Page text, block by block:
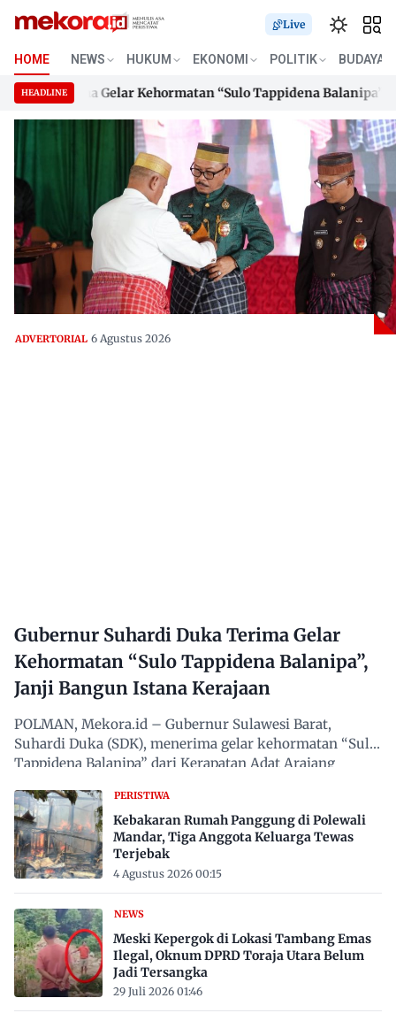
content
Live
HOME NEWS HUKUM EKONOMI POLITIK BUDAYA
HEADLINE
Terima Gelar Kehormatan “Sulo Tappidena Balanipa”, Janji
Terima Gelar Kehormatan “Sulo Tappidena Balanipa”, Janji
ADVERTORIAL 6 Agustus 2026
Gubernur Suhardi Duka Terima Gelar
Kehormatan “Sulo Tappidena Balanipa”,
Janji Bangun Istana Kerajaan
POLMAN, Mekora.id – Gubernur Sulawesi Barat,
Suhardi Duka (SDK), menerima gelar kehormatan “Sulo
Tappidena Balanipa” dari Kerapatan Adat Arajang
PERISTIWA
Kebakaran Rumah Panggung di Polewali
Mandar, Tiga Anggota Keluarga Tewas
Terjebak
4 Agustus 2026 00:15
NEWS
Meski Kepergok di Lokasi Tambang Emas
Ilegal, Oknum DPRD Toraja Utara Belum
Jadi Tersangka
29 Juli 2026 01:46